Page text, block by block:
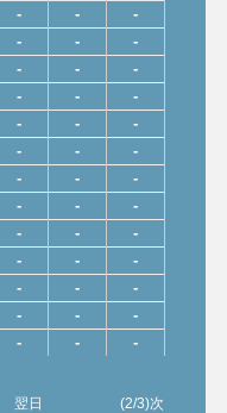
- - -
- - -
- - -
- - -
- - -
- - -
- - -
- - -
- - -
- - -
- - -
- - -
- - -
翌日 (2/3)次